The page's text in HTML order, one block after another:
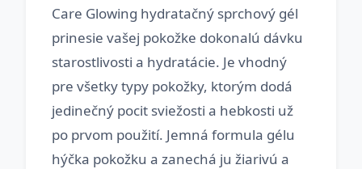
Care Glowing hydratačný sprchový gél
prinesie vašej pokožke dokonalú dávku
starostlivosti a hydratácie. Je vhodný
pre všetky typy pokožky, ktorým dodá
jedinečný pocit sviežosti a hebkosti už
po prvom použití. Jemná formula gélu
hýčka pokožku a zanechá ju žiarivú a